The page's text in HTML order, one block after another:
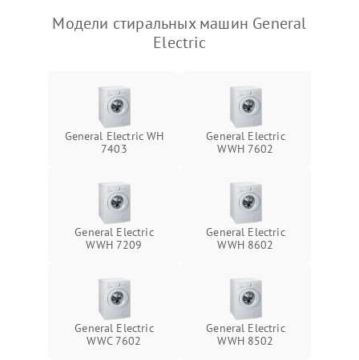
Модели стиральных машин General
Electric
General Electric WH
7403
General Electric
WWH 7602
General Electric
WWH 7209
General Electric
WWH 8602
General Electric
WWC 7602
General Electric
WWH 8502